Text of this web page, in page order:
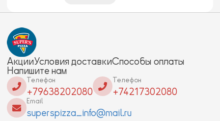
АкцииУсловия доставкиСпособы оплаты
Напишите нам
Телефон
+79638202080
Телефон
+74217302080
Email
superspizza_info@mail.ru